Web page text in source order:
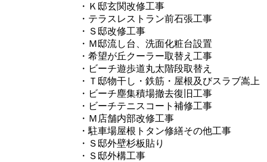
・Ｋ邸玄関改修工事
・テラスレストラン前石張工事
・Ｓ邸改修工事
・Ｍ邸流し台、洗面化粧台設置
・希望が丘クーラー取替え工事
・ビーチ遊歩道丸太階段取替え
・Ｔ邸物干し・鉄筋・屋根及びスラブ嵩上
・ビーチ塵集積場撤去復旧工事
・ビーチテニスコート補修工事
・Ｍ店舗内部改修工事
・駐車場屋根トタン修繕その他工事
・Ｓ邸外壁杉板貼り
・Ｓ邸外構工事